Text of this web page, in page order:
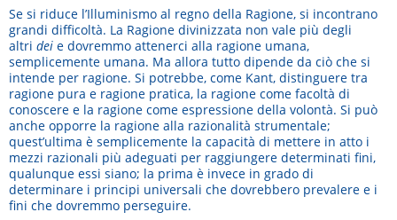
Se si riduce l’Illuminismo al regno della Ragione, si incontrano
grandi difficoltà. La Ragione divinizzata non vale più degli
altri dei e dovremmo attenerci alla ragione umana,
semplicemente umana. Ma allora tutto dipende da ciò che si
intende per ragione. Si potrebbe, come Kant, distinguere tra
ragione pura e ragione pratica, la ragione come facoltà di
conoscere e la ragione come espressione della volontà. Si può
anche opporre la ragione alla razionalità strumentale;
quest’ultima è semplicemente la capacità di mettere in atto i
mezzi razionali più adeguati per raggiungere determinati fini,
qualunque essi siano; la prima è invece in grado di
determinare i principi universali che dovrebbero prevalere e i
fini che dovremmo perseguire.